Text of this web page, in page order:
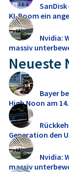
KI-Boom ein
Nvidia:
massiv
Neueste
Bayer
High Noon am
Generation den
dürfte
Nvidia:
massiv